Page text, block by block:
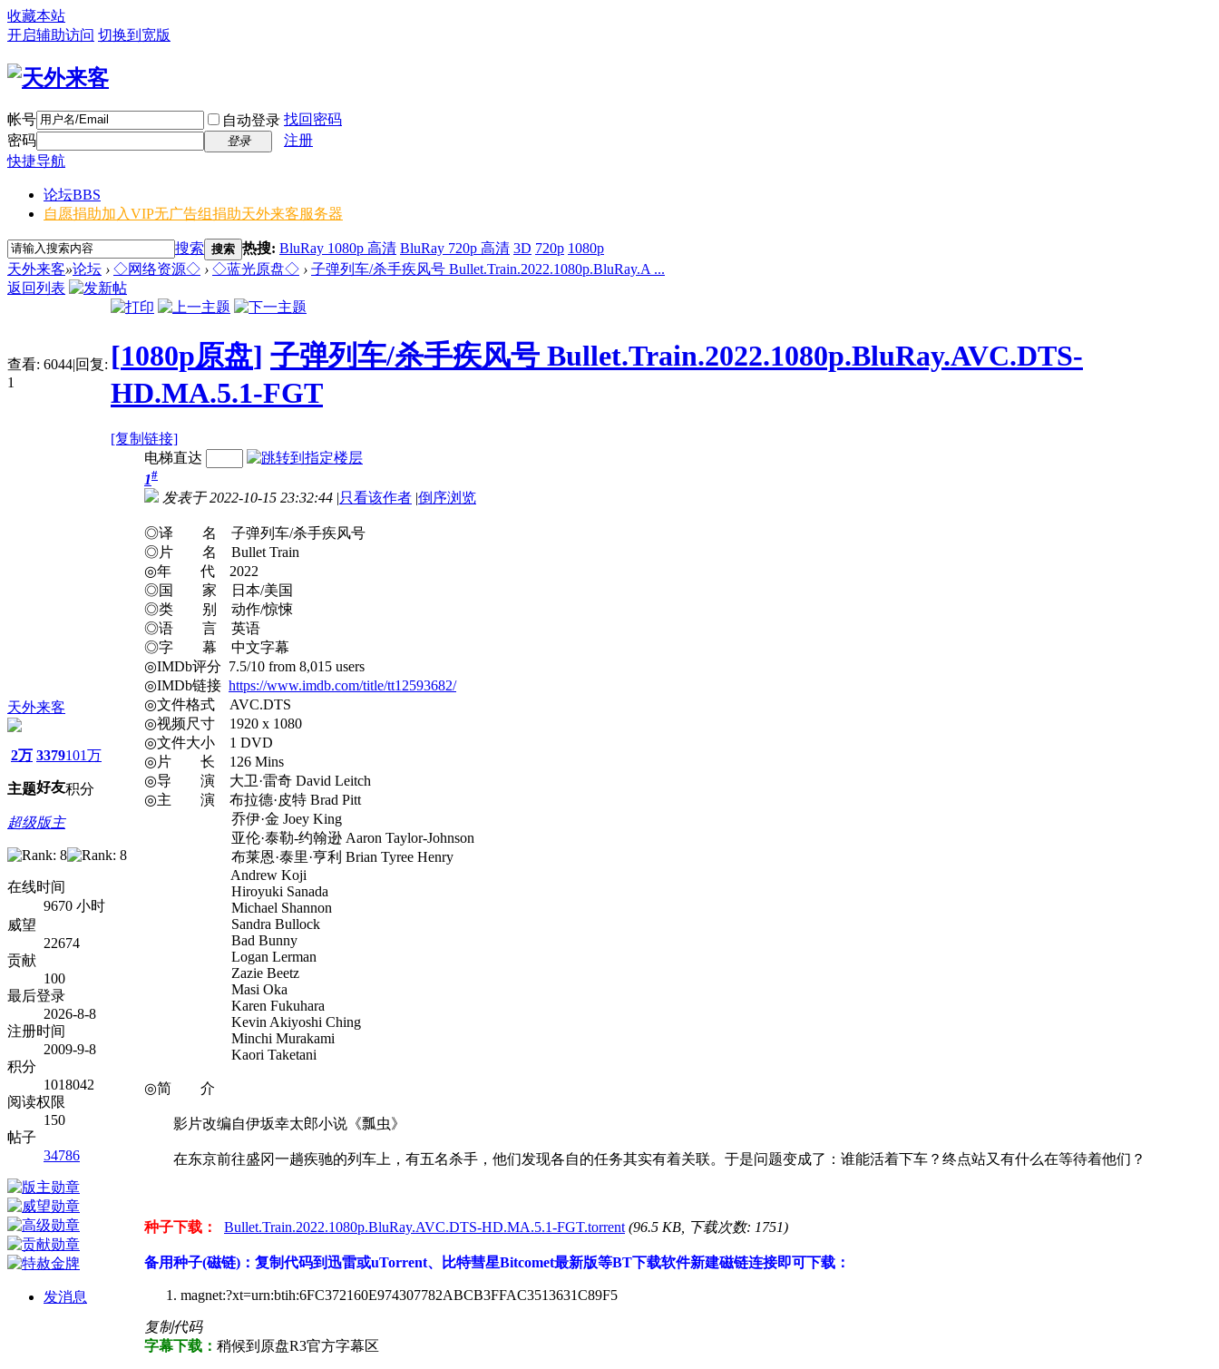
收藏本站
开启辅助访问 切换到宽版
帐号 自动登录 找回密码
密码
登录
注册
快捷导航
论坛BBS
自愿捐助加入VIP无广告组捐助天外来客服务器
搜索 搜索 热搜: BluRay 1080p 高清 BluRay 720p 高清 3D 720p 1080p
天外来客»论坛 › ◇网络资源◇ › ◇蓝光原盘◇ › 子弹列车/杀手疾风号 Bullet.Train.2022.1080p.BluRay.A ...
返回列表
查看: 6044|回复:
1
[1080p原盘] 子弹列车/杀手疾风号 Bullet.Train.2022.1080p.BluRay.AVC.DTS-
HD.MA.5.1-FGT
[复制链接]
天外来客
2万
主题
3379
好友
101万
积分
超级版主
在线时间
9670 小时
威望
22674
贡献
100
最后登录
2026-8-8
注册时间
2009-9-8
积分
1018042
阅读权限
150
帖子
34786
发消息
电梯直达
1#
发表于 2022-10-15 23:32:44 |只看该作者 |倒序浏览
◎译 名 子弹列车/杀手疾风号
◎片 名 Bullet Train
◎年 代 2022
◎国 家 日本/美国
◎类 别 动作/惊悚
◎语 言 英语
◎字 幕 中文字幕
◎IMDb评分 7.5/10 from 8,015 users
◎IMDb链接 https://www.imdb.com/title/tt12593682/
◎文件格式 AVC.DTS
◎视频尺寸 1920 x 1080
◎文件大小 1 DVD
◎片 长 126 Mins
◎导 演 大卫·雷奇 David Leitch
◎主 演 布拉德·皮特 Brad Pitt
乔伊·金 Joey King
亚伦·泰勒-约翰逊 Aaron Taylor-Johnson
布莱恩·泰里·亨利 Brian Tyree Henry
Andrew Koji
Hiroyuki Sanada
Michael Shannon
Sandra Bullock
Bad Bunny
Logan Lerman
Zazie Beetz
Masi Oka
Karen Fukuhara
Kevin Akiyoshi Ching
Minchi Murakami
Kaori Taketani
◎简 介
影片改编自伊坂幸太郎小说《瓢虫》
在东京前往盛冈一趟疾驰的列车上，有五名杀手，他们发现各自的任务其实有着关联。于是问题变成了：谁能活着下车？终点站又有什么在等待着他们？
种子下载： Bullet.Train.2022.1080p.BluRay.AVC.DTS-HD.MA.5.1-FGT.torrent (96.5 KB, 下载次数: 1751)
备用种子(磁链)：复制代码到迅雷或uTorrent、比特彗星Bitcomet最新版等BT下载软件新建磁链连接即可下载：
magnet:?xt=urn:btih:6FC372160E974307782ABCB3FFAC3513631C89F5
复制代码
字幕下载： 稍候到原盘R3官方字幕区